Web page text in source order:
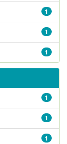
1
1
1
1
1
1